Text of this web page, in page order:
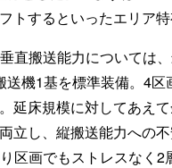
トするといったエリア
直搬送能力については
送機1基を標準装備。4
延床規模に対してあえ
立し、縦搬送能力への
区画でもストレスなく